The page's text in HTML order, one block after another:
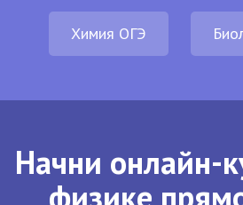
Химия ОГЭ
Начни онлайн-
физике